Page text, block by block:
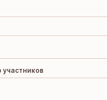
участников